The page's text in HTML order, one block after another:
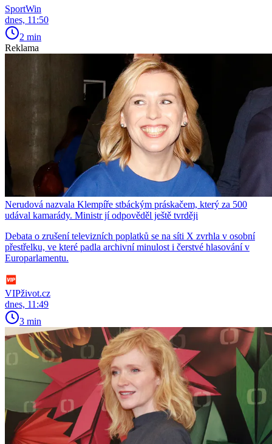
SportWin
dnes, 11:50
2 min
Reklama
Nerudová nazvala Klempíře stbáckým práskačem, který za 500
udával kamarády. Ministr jí odpověděl ještě tvrději
Debata o zrušení televizních poplatků se na síti X zvrhla v osobní
přestřelku, ve které padla archivní minulost i čerstvé hlasování v
Europarlamentu.
VIPživot.cz
dnes, 11:49
3 min